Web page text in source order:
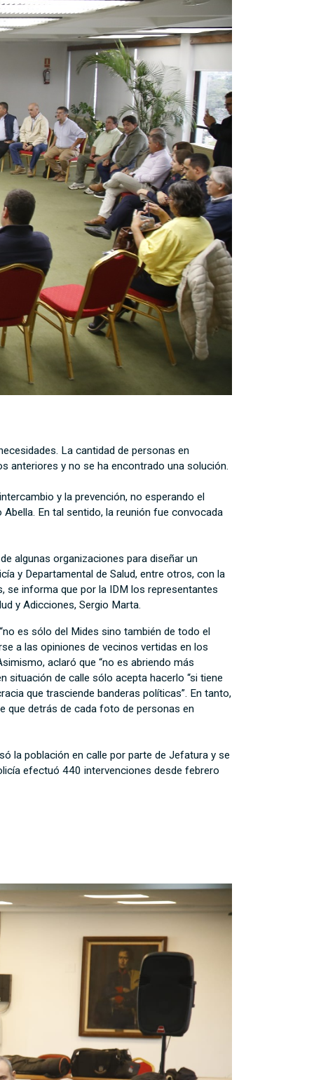
La cantidad de personas en
anteriores y no se ha encontrado una solución.
y la prevención, no esperando el
En tal sentido, la reunión fue convocada
algunas organizaciones para diseñar un
y Departamental de Salud, entre otros, con la
se informa que por la IDM los representantes
y Adicciones, Sergio Marta.
es sólo del Mides sino también de todo el
a las opiniones de vecinos vertidas en los
aclaró que “no es abriendo más
situación de calle sólo acepta hacerlo “si tiene
que trasciende banderas políticas”. En tanto,
que detrás de cada foto de personas en
la población en calle por parte de Jefatura y se
efectuó 440 intervenciones desde febrero